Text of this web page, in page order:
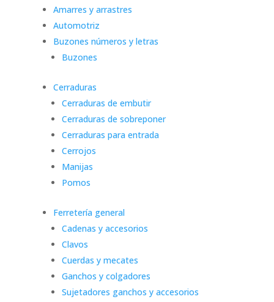
Amarres y arrastres
Automotriz
Buzones números y letras
Buzones
Cerraduras
Cerraduras de embutir
Cerraduras de sobreponer
Cerraduras para entrada
Cerrojos
Manijas
Pomos
Ferretería general
Cadenas y accesorios
Clavos
Cuerdas y mecates
Ganchos y colgadores
Sujetadores ganchos y accesorios